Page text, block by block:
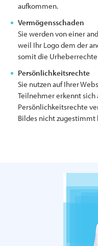
aufkommen.
Vermögensschaden
Sie werden von einer
weil Ihr Logo dem der
somit die
Persönlichkeitsrechte
Sie nutzen auf Ihrer
Teilnehmer erkennt sich
Persönlichkeitsrechte
Bildes nicht zugestimmt